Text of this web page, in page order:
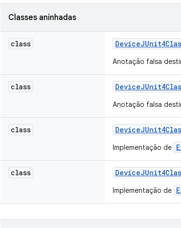
Classes aninhadas
class Device
Anotação falsa
class Device
Anotação falsa
class Device
Implementação de
class Device
Implementação de